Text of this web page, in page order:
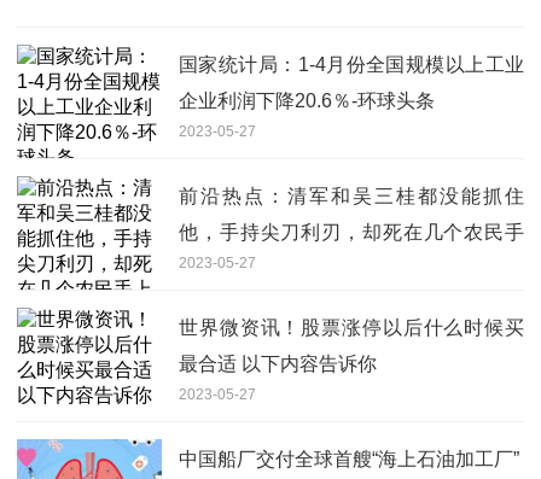
国家统计局：1-4月份全国规模以上工业
企业利润下降20.6％-环球头条
2023-05-27
前沿热点：清军和吴三桂都没能抓住
他，手持尖刀利刃，却死在几个农民手
上
2023-05-27
世界微资讯！股票涨停以后什么时候买
最合适 以下内容告诉你
2023-05-27
中国船厂交付全球首艘“海上石油加工厂”